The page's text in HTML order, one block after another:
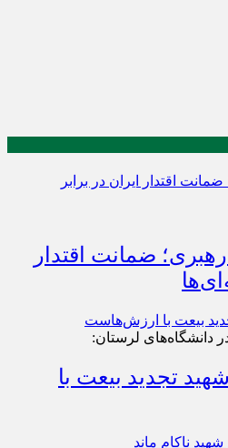
ضمانت اقتدار
دانشگاه‌های لرستان:
تجدید بیعت با